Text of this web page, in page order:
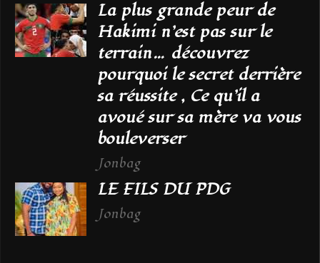
La plus grande peur de
Hakimi n’est pas sur le
terrain… découvrez
pourquoi le secret derrière
sa réussite , Ce qu’il a
avoué sur sa mère va vous
bouleverser
Jonbag
LE FILS DU PDG
Jonbag